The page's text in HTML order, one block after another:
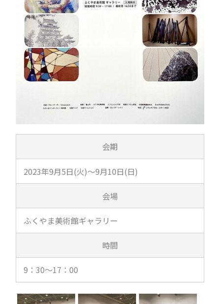
会期
2023年9月5日(火)～9月10日(日)
会場
ふくやま美術館ギャラリー
時間
9：30～17：00